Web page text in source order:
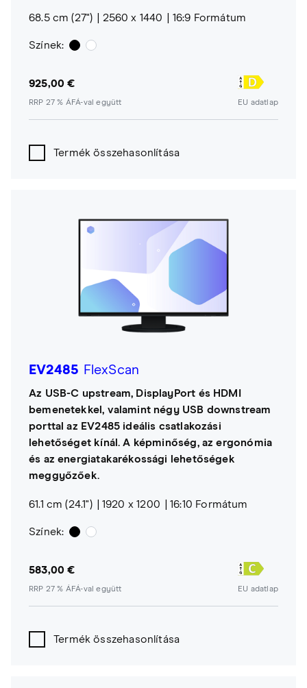
68.5 cm (27") 2560 x 1440 16:9 Formátum
Színek:
925,00 €
RRP 27 % ÁFÁ-val együtt EU adatlap
Termék összehasonlítása
EV2485 FlexScan
Az USB-C upstream, DisplayPort és HDMI
bemenetekkel, valamint négy USB downstream
porttal az EV2485 ideális csatlakozási
lehetőséget kínál. A képminőség, az ergonómia
és az energiatakarékossági lehetőségek
meggyőzőek.
61.1 cm (24.1") 1920 x 1200 16:10 Formátum
Színek:
583,00 €
RRP 27 % ÁFÁ-val együtt EU adatlap
Termék összehasonlítása